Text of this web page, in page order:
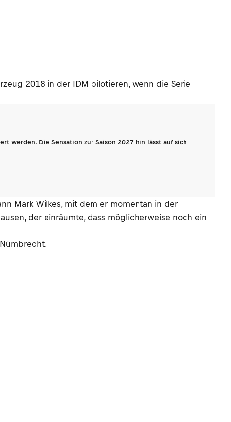
2018 in der IDM pilotieren, wenn die Serie
werden. Die Sensation zur Saison 2027 hin lässt auf sich
Mark Wilkes, mit dem er momentan in der
der einräumte, dass möglicherweise noch ein